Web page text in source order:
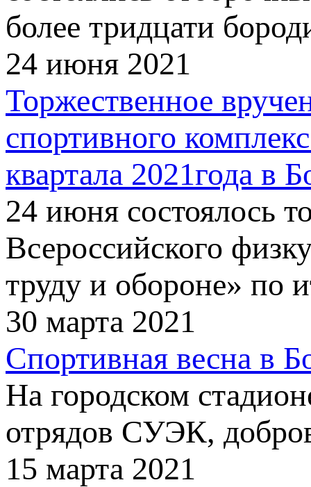
более тридцати
24 июня 2021
Торжественное
спортивного
квартала 2021года в
24 июня состоялось
Всероссийского
труду и обороне» по
30 марта 2021
Спортивная весна в
На городском
отрядов СУЭК,
15 марта 2021